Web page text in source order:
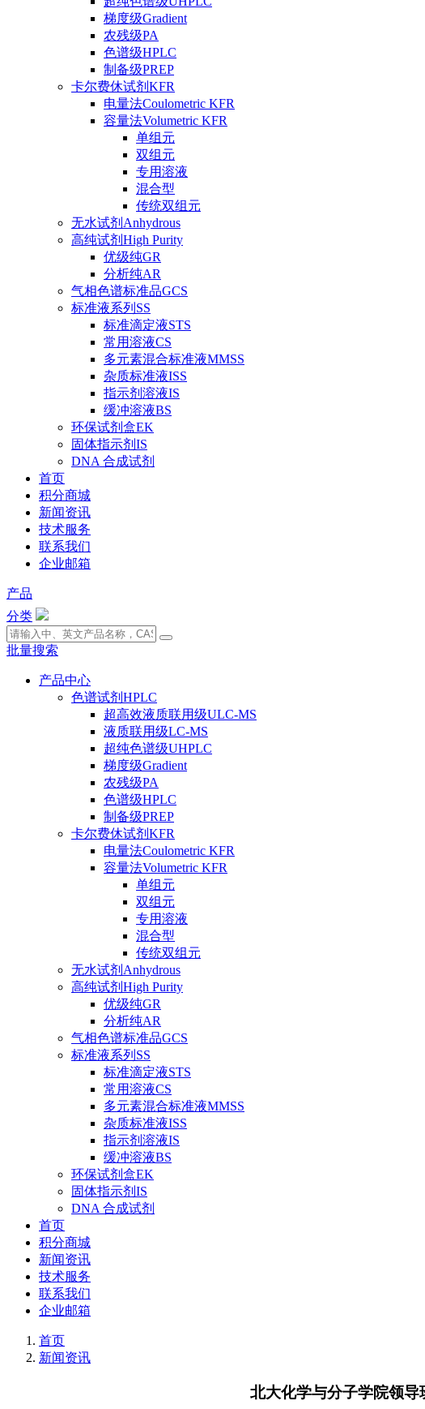
梯度级Gradient
农残级PA
色谱级HPLC
制备级PREP
卡尔费休试剂KFR
电量法Coulometric KFR
容量法Volumetric KFR
单组元
双组元
专用溶液
混合型
传统双组元
无水试剂Anhydrous
高纯试剂High Purity
优级纯GR
分析纯AR
气相色谱标准品GCS
标准液系列SS
标准滴定液STS
常用溶液CS
多元素混合标准液MMSS
杂质标准液ISS
指示剂溶液IS
缓冲溶液BS
环保试剂盒EK
固体指示剂IS
DNA 合成试剂
首页
积分商城
新闻资讯
技术服务
联系我们
企业邮箱
产品
分类
批量搜索
产品中心
色谱试剂HPLC
超高效液质联用级ULC-MS
液质联用级LC-MS
超纯色谱级UHPLC
梯度级Gradient
农残级PA
色谱级HPLC
制备级PREP
卡尔费休试剂KFR
电量法Coulometric KFR
容量法Volumetric KFR
单组元
双组元
专用溶液
混合型
传统双组元
无水试剂Anhydrous
高纯试剂High Purity
优级纯GR
分析纯AR
气相色谱标准品GCS
标准液系列SS
标准滴定液STS
常用溶液CS
多元素混合标准液MMSS
杂质标准液ISS
指示剂溶液IS
缓冲溶液BS
环保试剂盒EK
固体指示剂IS
DNA 合成试剂
首页
积分商城
新闻资讯
技术服务
联系我们
企业邮箱
首页
新闻资讯
北大化学与分子学院领